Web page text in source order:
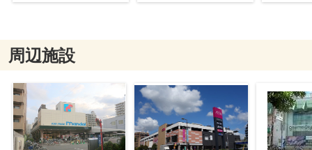
周辺施設